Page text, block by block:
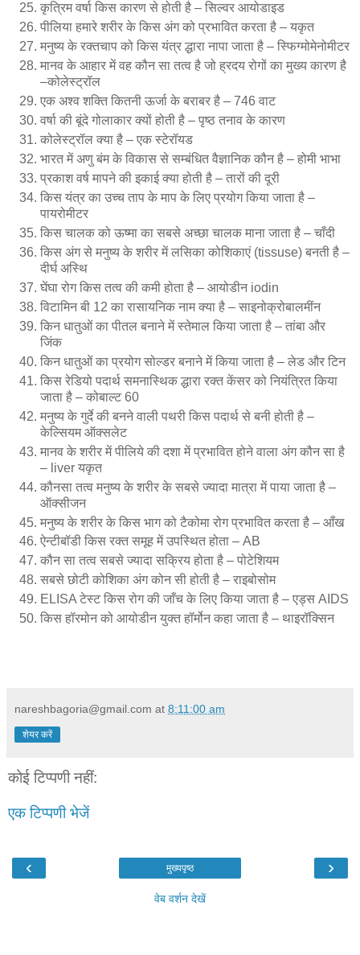
कृत्रिम वर्षा किस कारण से होती है – सिल्वर आयोडाइड
पीलिया हमारे शरीर के किस अंग को प्रभावित करता है – यकृत
मनुष्य के रक्तचाप को किस यंत्र द्धारा नापा जाता है – स्फिग्मोमेनोमीटर
मानव के आहार में वह कौन सा तत्व है जो ह्रदय रोगों का मुख्य कारण है
–कोलेस्ट्रॉल
एक अश्व शक्ति कितनी ऊर्जा के बराबर है – 746 वाट
वर्षा की बूंदे गोलाकार क्यों होती है – पृष्ठ तनाव के कारण
कोलेस्ट्रॉल क्या है – एक स्टेरॉयड
भारत में अणु बंम के विकास से सम्बंधित वैज्ञानिक कौन है – होमी भाभा
प्रकाश वर्ष मापने की इकाई क्या होती है – तारों की दूरी
किस यंत्र का उच्च ताप के माप के लिए प्रयोग किया जाता है –
पायरोमीटर
किस चालक को ऊष्मा का सबसे अच्छा चालक माना जाता है – चाँदी
किस अंग से मनुष्य के शरीर में लसिका कोशिकाएं (tissuse) बनती है –
दीर्घ अस्थि
घेंघा रोग किस तत्व की कमी होता है – आयोडीन iodin
विटामिन बी 12 का रासायनिक नाम क्या है – साइनोक्रोबालमींन
किन धातुओं का पीतल बनाने में स्तेमाल किया जाता है – तांबा और
जिंक
किन धातुओं का प्रयोग सोल्डर बनाने में किया जाता है – लेड और टिन
किस रेडियो पदार्थ समनास्थिक द्धारा रक्त केंसर को नियंत्रित किया
जाता है – कोबाल्ट 60
मनुष्य के गुर्दे की बनने वाली पथरी किस पदार्थ से बनी होती है –
केल्सियम ऑक्सलेट
मानव के शरीर में पीलिये की दशा में प्रभावित होने वाला अंग कौन सा है
– liver यकृत
कौनसा तत्व मनुष्य के शरीर के सबसे ज्यादा मात्रा में पाया जाता है –
ऑक्सीजन
मनुष्य के शरीर के किस भाग को टैकोमा रोग प्रभावित करता है – आँख
ऐन्टीबॉडी किस रक्त समूह में उपस्थित होता – AB
कौन सा तत्व सबसे ज्यादा सक्रिय होता है – पोटेशियम
सबसे छोटी कोशिका अंग कोन सी होती है – राइबोसोम
ELISA टेस्ट किस रोग की जाँच के लिए किया जाता है – एड्स AIDS
किस हॉरमोन को आयोडीन युक्त हॉर्मोन कहा जाता है – थाइरॉक्सिन
nareshbagoria@gmail.com at 8:11:00 am
शेयर करें
कोई टिप्पणी नहीं:
एक टिप्पणी भेजें
‹ ›
मुख्यपृष्ठ
वेब वर्शन देखें